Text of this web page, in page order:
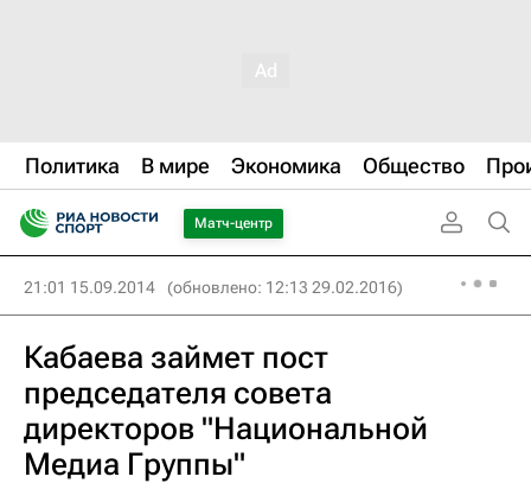
Политика В мире Экономика Общество
Матч-центр
21:01 15.09.2014 (обновлено: 12:13 29.02.2016)
Кабаева займет пост
председателя совета
директоров "Национальной
Медиа Группы"